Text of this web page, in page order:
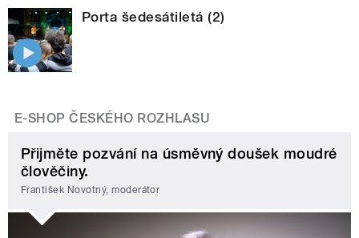
Porta šedesátiletá (2)
E-SHOP ČESKÉHO ROZHLASU
Přijměte pozvání na úsměvný doušek moudré
člověčiny.
František Novotný, moderátor